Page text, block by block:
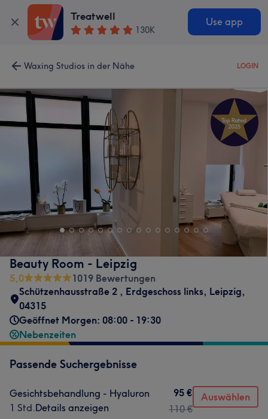
Treatwell
130K
Use app
Waxing Studios in der Nähe LOGIN
Beauty Room - Leipzig
5,0
1019 Bewertungen
Schützenhausstraße 2 , Erdgeschoss links, Leipzig,
04315
Geöffnet Morgen: 08:00 - 19:30
Nebenzeiten
Passende Suchergebnisse
Gesichtsbehandlung - Hyaluron
1 Std.Details anzeigen
95 €
110 €
Auswählen